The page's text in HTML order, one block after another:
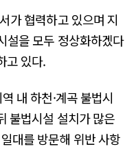
가 협력하고 있으며 지
설을 모두 정상화하겠다
고 있다.
내 하천·계곡 불법시
불법시설 설치가 많은
대를 방문해 위반 사항